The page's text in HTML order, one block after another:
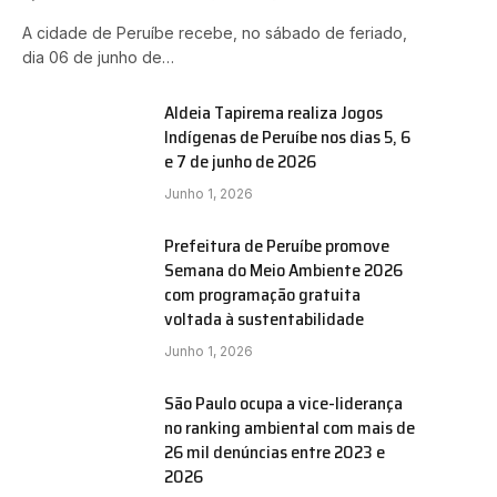
A cidade de Peruíbe recebe, no sábado de feriado,
dia 06 de junho de…
Aldeia Tapirema realiza Jogos
Indígenas de Peruíbe nos dias 5, 6
e 7 de junho de 2026
Junho 1, 2026
Prefeitura de Peruíbe promove
Semana do Meio Ambiente 2026
com programação gratuita
voltada à sustentabilidade
Junho 1, 2026
São Paulo ocupa a vice-liderança
no ranking ambiental com mais de
26 mil denúncias entre 2023 e
2026